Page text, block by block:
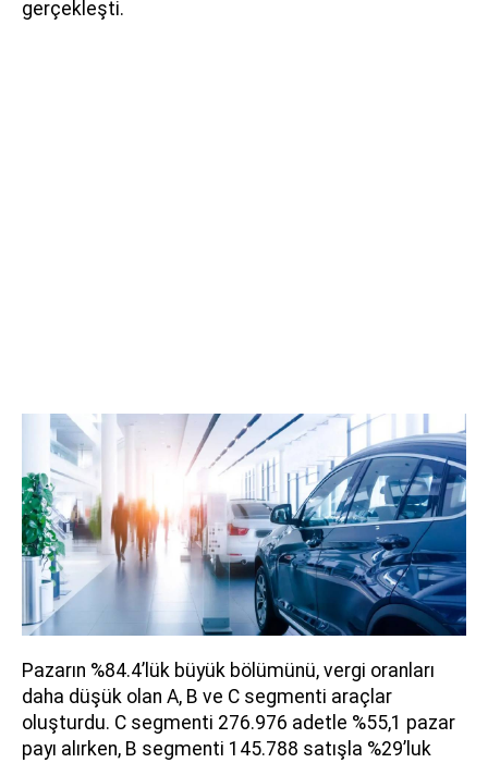
gerçekleşti.
Pazarın %84.4’lük büyük bölümünü, vergi oranları
daha düşük olan A, B ve C segmenti araçlar
oluşturdu. C segmenti 276.976 adetle %55,1 pazar
payı alırken, B segmenti 145.788 satışla %29’luk